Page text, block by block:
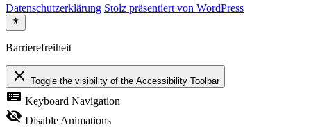
Datenschutzerklärung Stolz präsentiert von WordPress
Barrierefreiheit
close Toggle the visibility of the Accessibility Toolbar
keyboard Keyboard Navigation
visibility_off Disable Animations